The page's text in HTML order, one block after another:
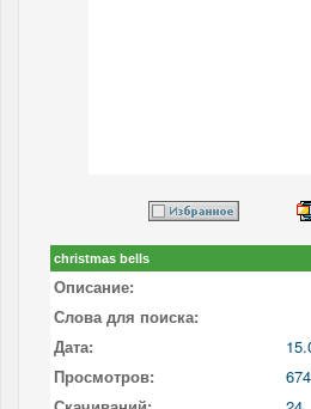
christmas bells
Описание:
Слова для поиска:
Дата:
Просмотров:
674